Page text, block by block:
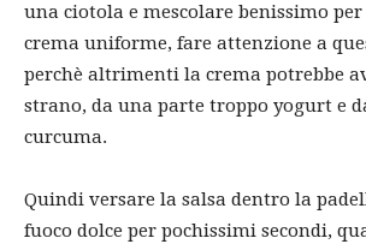
una ciotola e mescolare benissimo
crema uniforme, fare attenzione a
perchè altrimenti la crema potrebbe
strano, da una parte troppo yogurt e
curcuma.
Quindi versare la salsa dentro la
fuoco dolce per pochissimi secondi,